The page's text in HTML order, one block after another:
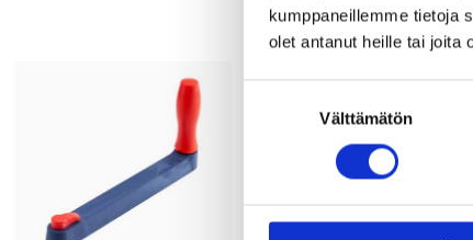
kumppaneillemme tietoja
olet antanut heille tai joita
Välttämätön